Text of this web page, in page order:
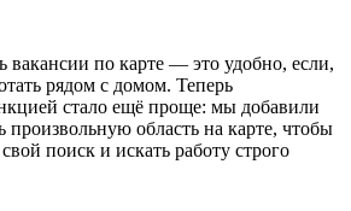
вакансии по карте — это удобно, если,
рядом с домом. Теперь
стало ещё проще: мы добавили
произвольную область на карте, чтобы
поиск и искать работу строго